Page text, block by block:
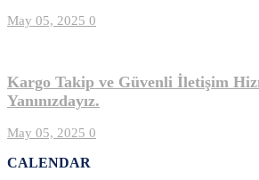
May 05, 2025 0
Kargo Takip ve Güvenli İletişim
Yanınızdayız.
May 05, 2025 0
CALENDAR